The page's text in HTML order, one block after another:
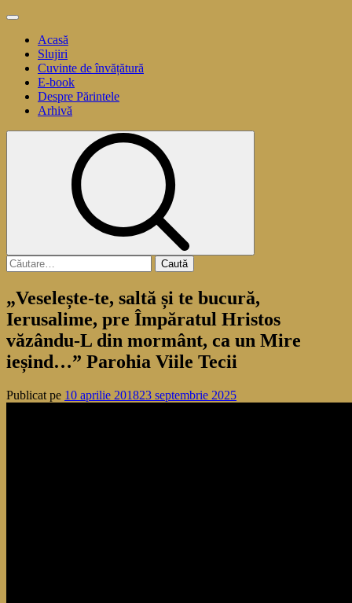
Sari
conținut
Meniu
principalAcasă
Slujiri
Cuvinte de învățătură
E-book
Despre Părintele
Arhivă
Caută
după:
„Veselește-te, saltă și te bucură,
Ierusalime, pre Împăratul Hristos
văzându-L din mormânt, ca un Mire
ieșind…” Parohia Viile Tecii
Publicat pe 10 aprilie 201823 septembrie 2025